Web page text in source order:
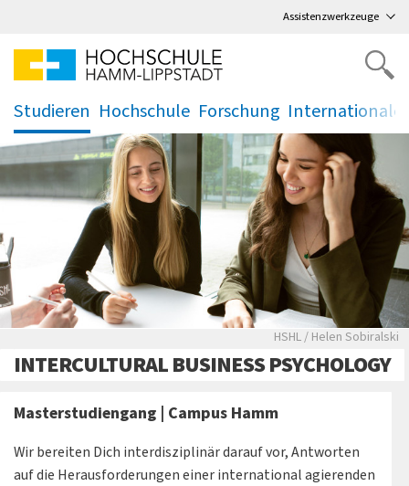
Assistenzwerkzeuge
Studieren
.
Hochschule
.
Forschung
. .
pexel/Fauxels
HSHL / Helen Sobiralski
INTERCULTURAL BUSINESS PSYCHOLOGY
Masterstudiengang | Campus Hamm
Wir bereiten Dich interdisziplinär darauf vor, Antworten
auf die Herausforderungen einer international agierenden